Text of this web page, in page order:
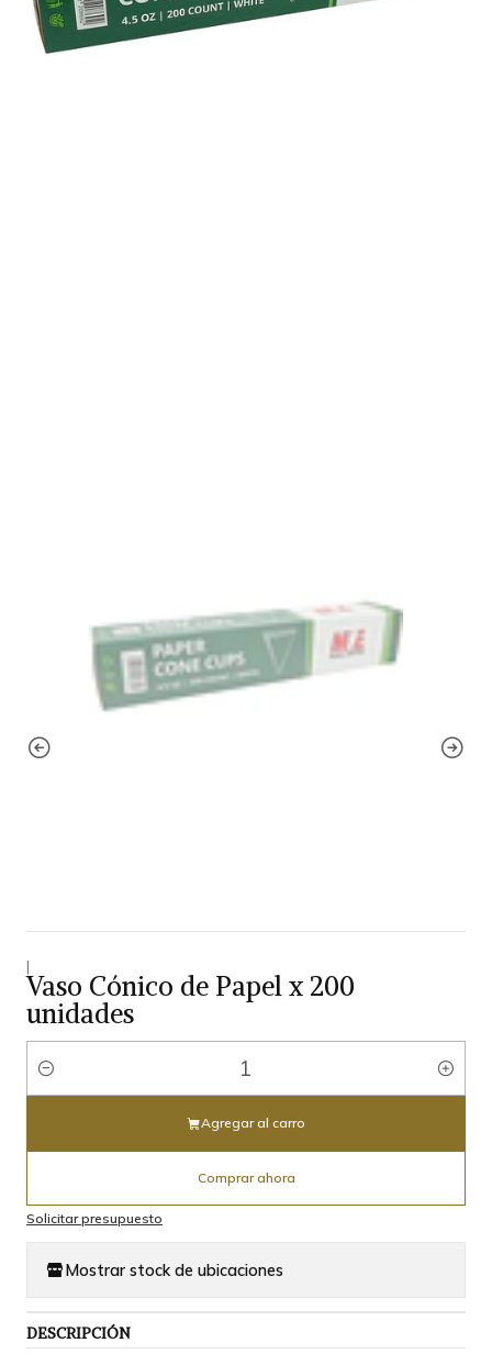
|
Vaso Cónico de Papel x 200
unidades
Cantidad
Agregar al carro
Comprar ahora
Solicitar presupuesto
Mostrar stock de ubicaciones
DESCRIPCIÓN